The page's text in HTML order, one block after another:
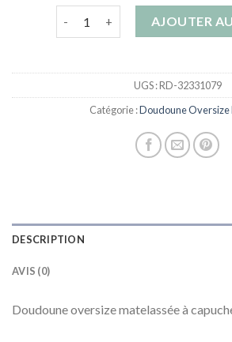
quantité de doudoune oversize
AJOUTER
UGS :RD-32331079
Catégorie :Doudoune Oversize
DESCRIPTION
AVIS (0)
Doudoune oversize matelassée à